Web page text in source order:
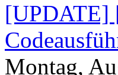
[UPDATE]
Montag,